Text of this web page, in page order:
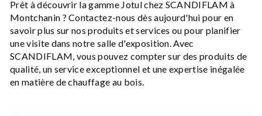
Prêt à découvrir la gamme Jotul chez SCANDIFLAM à
Montchanin ? Contactez-nous dès aujourd'hui pour en
savoir plus sur nos produits et services ou pour planifier
une visite dans notre salle d'exposition. Avec
SCANDIFLAM, vous pouvez compter sur des produits de
qualité, un service exceptionnel et une expertise inégalée
en matière de chauffage au bois.